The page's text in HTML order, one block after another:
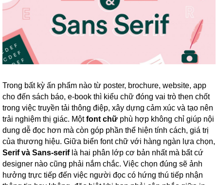
Trong bất kỳ ấn phẩm nào từ poster, brochure, website, app
cho đến sách báo, e-book thì kiểu chữ đóng vai trò then chốt
trong việc truyền tải thông điệp, xây dựng cảm xúc và tạo nên
trải nghiệm thị giác. Mộtfont chữ phù hợp không chỉ giúp nội
dung dễ đọc hơn mà còn góp phần thể hiện tính cách, giá trị
của thương hiệu. Giữa biển font chữ với hàng ngàn lựa chọn,
Serif và Sans-seriflà hai phân lớp cơ bản nhất mà bất cứ
designer nào cũng phải nắm chắc. Việc chọn đúng sẽ ảnh
hưởng trực tiếp đến việc người đọc có hứng thú tiếp nhận